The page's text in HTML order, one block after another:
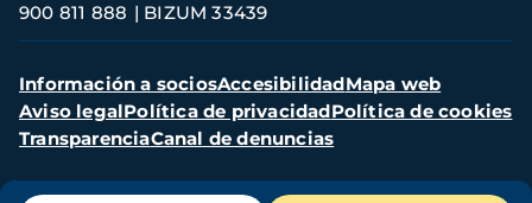
900 811 888
BIZUM 33439
Menú
secundario
Información a sociosAccesibilidadMapa web
Aviso legalPolítica de privacidadPolítica de cookies
TransparenciaCanal de denuncias